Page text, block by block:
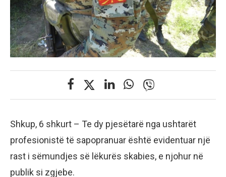
Shkup, 6 shkurt – Te dy pjesëtarë nga ushtarët
profesionistë të sapopranuar është evidentuar një
rast i sëmundjes së lëkurës skabies, e njohur në
publik si zgjebe.